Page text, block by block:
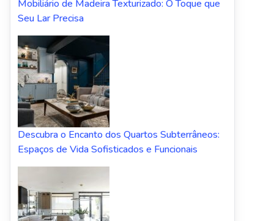
Mobiliário de Madeira Texturizado: O Toque que
Seu Lar Precisa
Descubra o Encanto dos Quartos Subterrâneos:
Espaços de Vida Sofisticados e Funcionais